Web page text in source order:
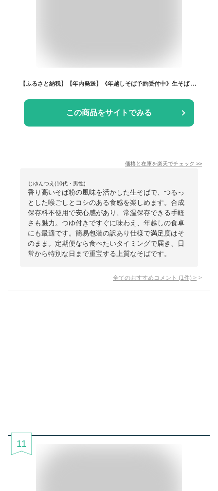
【ふるさと納税】【年内発送】《年越しそば予約受付中》生そば 5食 8食 つゆ付 訳あり 3回定期便(1回あたり10食) 定期便 蕎麦 そば 年越そば 年越蕎麦 生麺 合成保存料不使用 常温保存 簡易包装 老田屋 飛騨市 [Q741] 10000円 30000円 5000円 5千円 年内配送 年内お届け
この商品をサイトでみる
価格と在庫を楽天でチェック >>
じゆんつえ(10代・男性)
香り高いそば粉の風味を活かした生そばで、つるっ
とした喉ごしとコシのある食感を楽しめます。合成
保存料不使用で安心感があり、常温保存できる手軽
さも魅力。つゆ付きですぐに味わえ、年越しの食卓
にも最適です。簡易包装の訳あり仕様で満足度はそ
のまま。定期便なら食べたいタイミングで届き、日
常から特別な日まで重宝する上質なそばです。
全てのおすすめコメント (1 件) >
11